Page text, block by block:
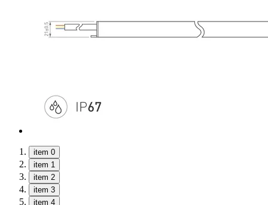
item 0
item 1
item 2
item 3
item 4